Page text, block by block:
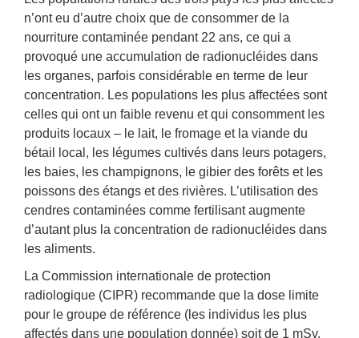
n’ont eu d’autre choix que de consommer de la
nourriture contaminée pendant 22 ans, ce qui a
provoqué une accumulation de radionucléides dans
les organes, parfois considérable en terme de leur
concentration. Les populations les plus affectées sont
celles qui ont un faible revenu et qui consomment les
produits locaux – le lait, le fromage et la viande du
bétail local, les légumes cultivés dans leurs potagers,
les baies, les champignons, le gibier des forêts et les
poissons des étangs et des rivières. L’utilisation des
cendres contaminées comme fertilisant augmente
d’autant plus la concentration de radionucléides dans
les aliments.
La Commission internationale de protection
radiologique (CIPR) recommande que la dose limite
pour le groupe de référence (les individus les plus
affectés dans une population donnée) soit de 1 mSv.